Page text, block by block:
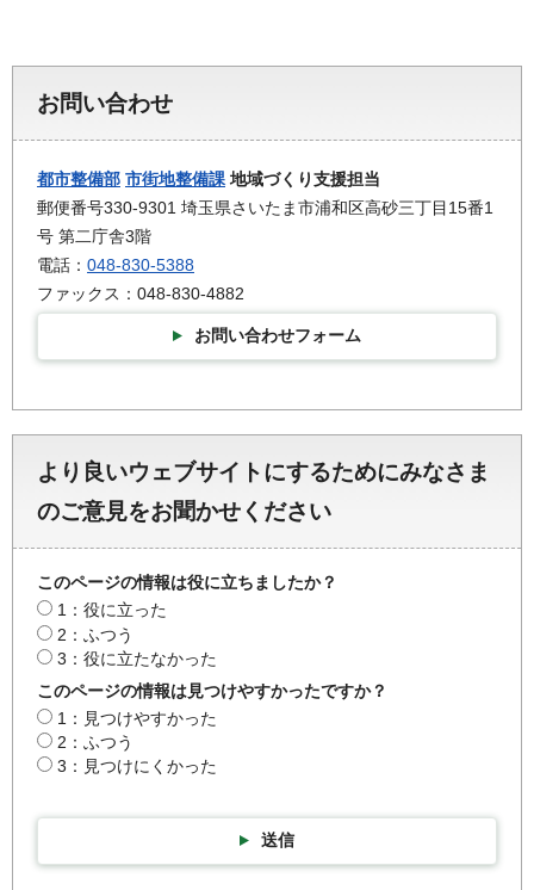
お問い合わせ
都市整備部 市街地整備課 地域づくり支援担当
郵便番号330-9301 埼玉県さいたま市浦和区高砂三丁目15番1
号 第二庁舎3階
電話： 048-830-5388
ファックス：048-830-4882
お問い合わせフォーム
より良いウェブサイトにするためにみなさま
のご意見をお聞かせください
このページの情報は役に立ちましたか？
1：役に立った
2：ふつう
3：役に立たなかった
このページの情報は見つけやすかったですか？
1：見つけやすかった
2：ふつう
3：見つけにくかった
送信